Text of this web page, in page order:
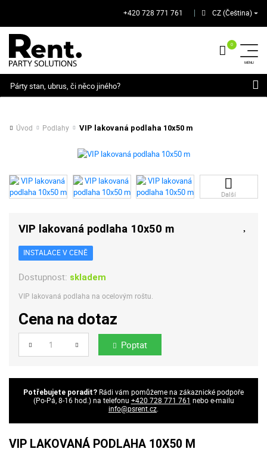
+420 728 771 761 CZ (Čeština)
Úvod Podlahy VIP lakovaná podlaha 10x50 m
Další
VIP lakovaná podlaha 10x50 m
INSTALACE V CENĚ
Dostupnost: skladem
VIP lakovaná podlaha na ocelovým roštu.
Cena na dotaz
Počet Poptat
Potřebujete poradit? Rádi vám pomůžeme na zákaznické podpoře
(Po-Pá, 8-16 hod.) na telefonu +420 728 771 761 nebo e-mailu
info@psrent.cz.
VIP LAKOVANÁ PODLAHA 10X50 M